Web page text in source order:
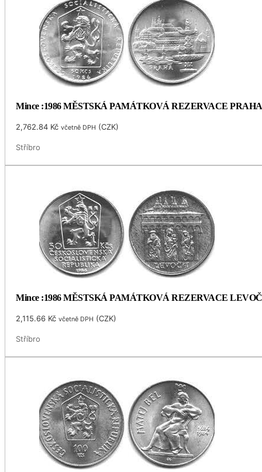
Mince :1986 MĚSTSKÁ PAMÁTKOVÁ REZERVACE PRAHA
2,762.84 Kč včetně DPH (CZK)
Stříbro
Mince :1986 MĚSTSKÁ PAMÁTKOVÁ REZERVACE
2,115.66 Kč včetně DPH (CZK)
Stříbro